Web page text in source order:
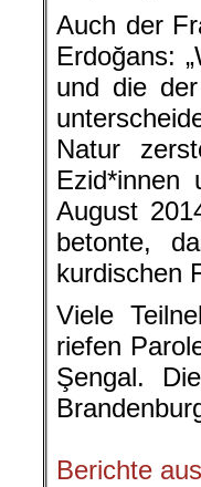
Auch der
Erdoğans:
und die
Natur
Ezid*innen
August
betonte,
kurdischen
Viele
riefen
Şengal.
Berichte